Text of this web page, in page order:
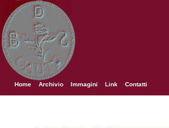
Home Archivio Immagini Link Contatti